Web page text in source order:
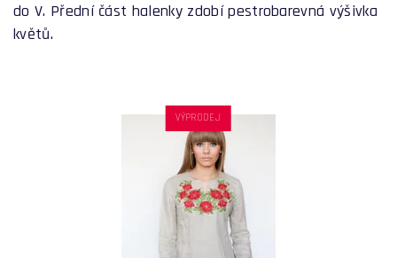
do V. Přední část halenky zdobí pestrobarevná výšivka
květů.
VÝPRODEJ